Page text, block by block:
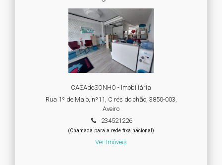
CASAdeSONHO - Imobiliária
Rua 1º de Maio, nº11, C rés do chão, 3850-003,
Aveiro
234521226
(Chamada para a rede fixa nacional)
Ver Imóveis